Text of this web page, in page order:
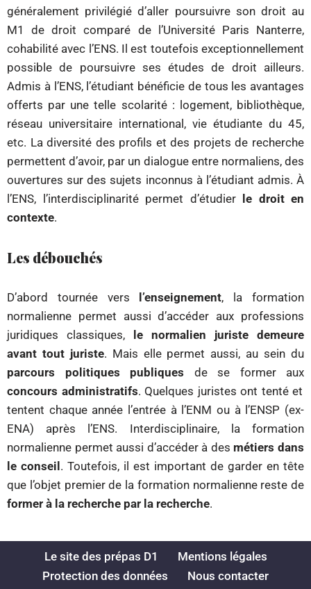
généralement privilégié d’aller poursuivre son droit au
M1 de droit comparé de l’Université Paris Nanterre,
cohabilité avec l’ENS. Il est toutefois exceptionnellement
possible de poursuivre ses études de droit ailleurs.
Admis à l’ENS, l’étudiant bénéficie de tous les avantages
offerts par une telle scolarité : logement, bibliothèque,
réseau universitaire international, vie étudiante du 45,
etc. La diversité des profils et des projets de recherche
permettent d’avoir, par un dialogue entre normaliens, des
ouvertures sur des sujets inconnus à l’étudiant admis. À
l’ENS, l’interdisciplinarité permet d’étudier
le droit en
contexte.
Les débouchés
D’abord tournée vers l’enseignement, la formation
normalienne permet aussi d’accéder aux professions
juridiques classiques,
le normalien juriste demeure
avant tout juriste. Mais elle permet aussi, au sein du
parcours politiques publiques de se former aux
concours administratifs. Quelques juristes ont tenté et
tentent chaque année l’entrée à l’ENM ou à l’ENSP (ex-
ENA) après l’ENS. Interdisciplinaire, la formation
normalienne permet aussi d’accéder à des métiers dans
le conseil . Toutefois, il est important de garder en tête
que l’objet premier de la formation normalienne reste de
former à la recherche par la recherche.
Le site des prépas D1
Mentions légales
Protection des données
Nous contacter